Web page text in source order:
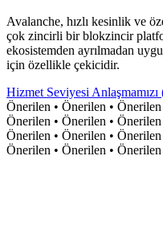
Avalanche, hızlı kesinlik ve
çok zincirli bir blokzincir
ekosistemden ayrılmadan
için özellikle çekicidir.
Hizmet Seviyesi
Önerilen • Önerilen • Önerilen
Önerilen • Önerilen • Önerilen
Önerilen • Önerilen • Önerilen
Önerilen • Önerilen • Önerilen